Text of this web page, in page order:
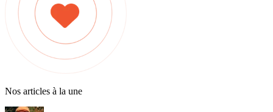
Nos articles à la une